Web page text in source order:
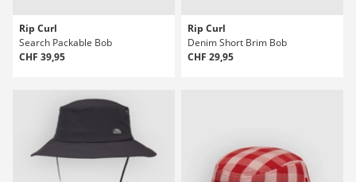
Rip Curl
Search Packable Bob
CHF 39,95
Rip Curl
Denim Short Brim Bob
CHF 29,95